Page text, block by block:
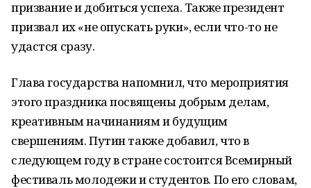
призвание и добиться успеха. Также президент
призвал их «не опускать руки», если что-то не
удастся сразу.
Глава государства напомнил, что мероприятия
этого праздника посвящены добрым делам,
креативным начинаниям и будущим
свершениям. Путин также добавил, что в
следующем году в стране состоится Всемирный
фестиваль молодежи и студентов. По его словам,